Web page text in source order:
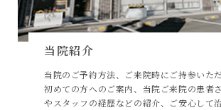
当院紹介
当院のご予約方法、ご来院時にご持参いた
初めての方へのご案内、当院ご来院の患者
やスタッフの経歴などの紹介、ご安心して